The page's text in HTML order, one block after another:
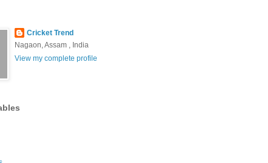
Cricket Trend
Nagaon, Assam , India
View my complete profile